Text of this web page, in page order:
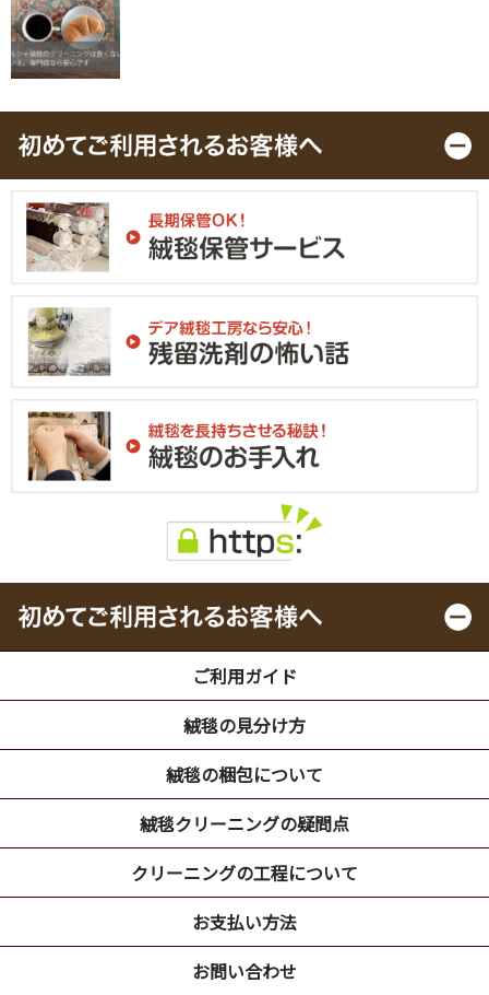
ご利用ガイド
絨毯の見分け方
絨毯の梱包について
絨毯クリーニングの疑問点
クリーニングの工程について
お支払い方法
お問い合わせ